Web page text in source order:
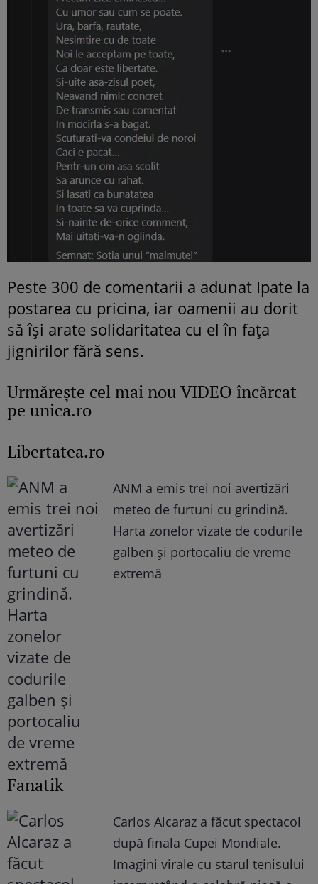
Peste 300 de comentarii a adunat Ipate la
postarea cu pricina, iar oamenii au dorit
să își arate solidaritatea cu el în fața
jignirilor fără sens.
Urmăreşte cel mai nou VIDEO încărcat
pe unica.ro
Libertatea.ro
ANM a emis trei noi avertizări
meteo de furtuni cu grindină.
Harta zonelor vizate de codurile
galben și portocaliu de vreme
extremă
Fanatik
Carlos Alcaraz a făcut spectacol
după finala Cupei Mondiale.
Imagini virale cu starul tenisului